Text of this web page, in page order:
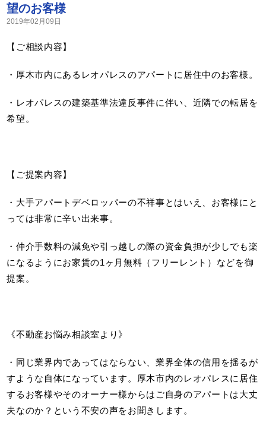
望のお客様
2019年02月09日
【ご相談内容】
・厚木市内にあるレオパレスのアパートに居住中のお客様。
・レオパレスの建築基準法違反事件に伴い、近隣での転居を
希望。
【ご提案内容】
・大手アパートデベロッパーの不祥事とはいえ、お客様にと
っては非常に辛い出来事。
・仲介手数料の減免や引っ越しの際の資金負担が少しでも楽
になるようにお家賃の1ヶ月無料（フリーレント）などを御
提案。
《不動産お悩み相談室より》
・同じ業界内であってはならない、業界全体の信用を揺るが
すような自体になっています。厚木市内のレオパレスに居住
するお客様やそのオーナー様からはご自身のアパートは大丈
夫なのか？という不安の声をお聞きします。